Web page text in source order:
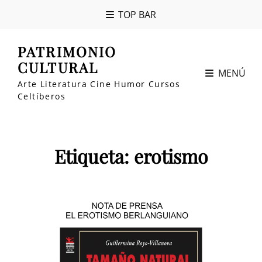
TOP BAR
PATRIMONIO
CULTURAL
Arte Literatura Cine Humor Cursos
Celtíberos
MENÚ
Etiqueta: erotismo